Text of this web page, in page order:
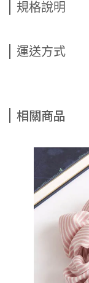
規格說明
運送方式
相關商品